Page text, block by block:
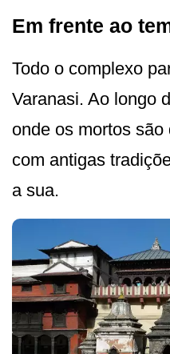
Em frente ao
Todo o complexo
Varanasi. Ao longo
onde os mortos
com antigas
a sua.